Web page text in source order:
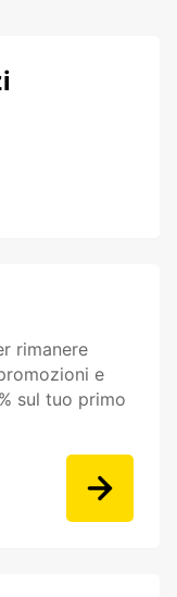
rimanere
e
sul tuo primo